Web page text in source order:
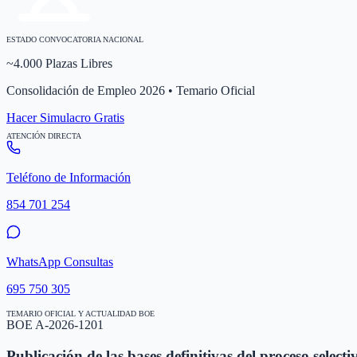
ESTADO CONVOCATORIA NACIONAL
~4.000 Plazas Libres
Consolidación de Empleo 2026 • Temario Oficial
Hacer Simulacro Gratis
ATENCIÓN DIRECTA
Teléfono de Información
854 701 254
WhatsApp Consultas
695 750 305
TEMARIO OFICIAL Y ACTUALIDAD BOE
BOE A-2026-1201